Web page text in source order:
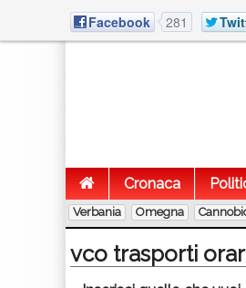
Facebook 281
Cronaca
Verbania Omegna
vco trasporti